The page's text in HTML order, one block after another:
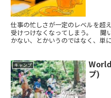
仕事の忙しさが一定のレベルを超
受けつけなくなってしまう。 聞いててイライラするとか、落ち着
かない、とかいうのではなく、単
がないのだろう。そういう時は無
キャンプ
プ)